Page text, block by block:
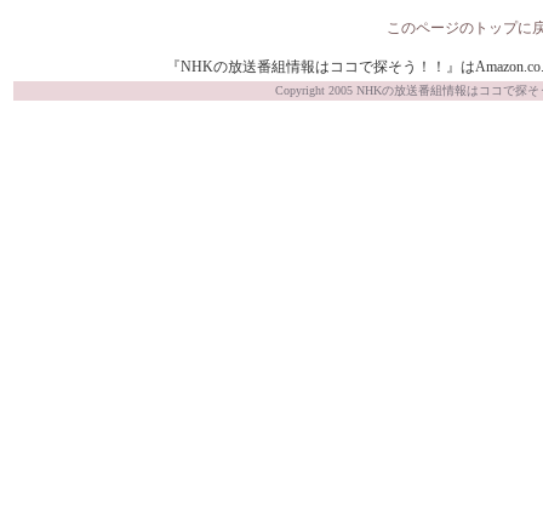
このページのトップに
『NHKの放送番組情報はココで探そう！！』は
Copyright 2005 NHKの放送番組情報はココで探そ